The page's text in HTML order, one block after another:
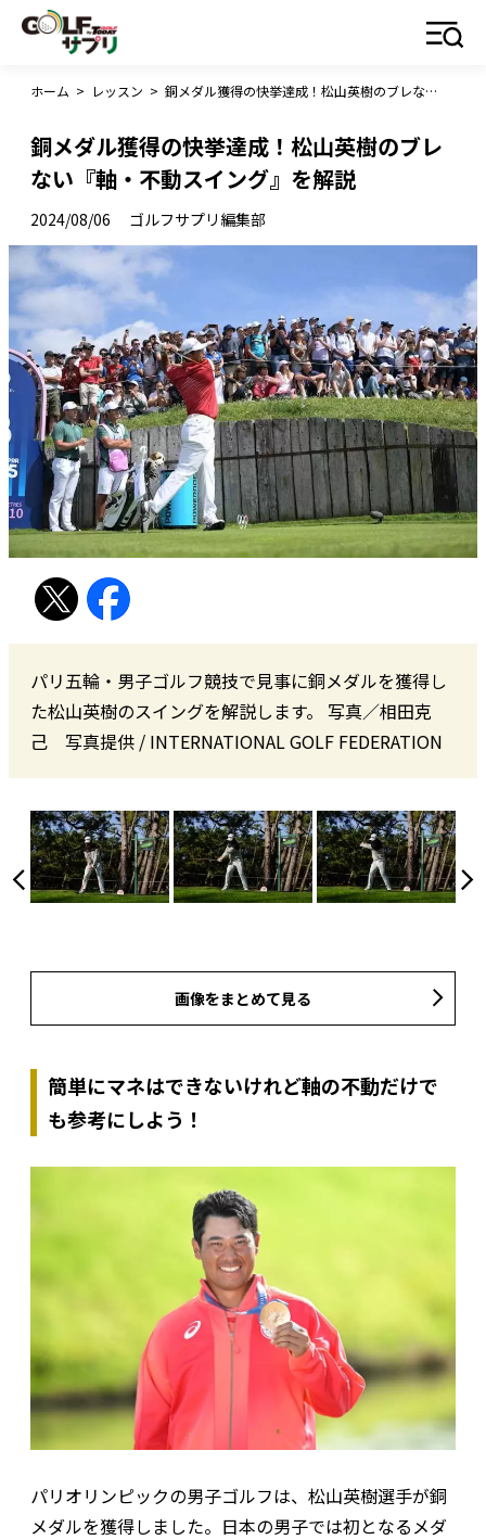
ホーム > レッスン > 銅メダル獲得の快挙達成！松山英樹のブレない『軸・不動スイング』を解説
銅メダル獲得の快挙達成！松山英樹のブレ
ない『軸・不動スイング』を解説
2024/08/06 ゴルフサプリ編集部
パリ五輪・男子ゴルフ競技で見事に銅メダルを獲得し
た松山英樹のスイングを解説します。 写真／相田克
己 写真提供 / INTERNATIONAL GOLF FEDERATION
画像をまとめて見る
簡単にマネはできないけれど軸の不動だけで
も参考にしよう！
パリオリンピックの男子ゴルフは、松山英樹選手が銅
メダルを獲得しました。日本の男子では初となるメダ